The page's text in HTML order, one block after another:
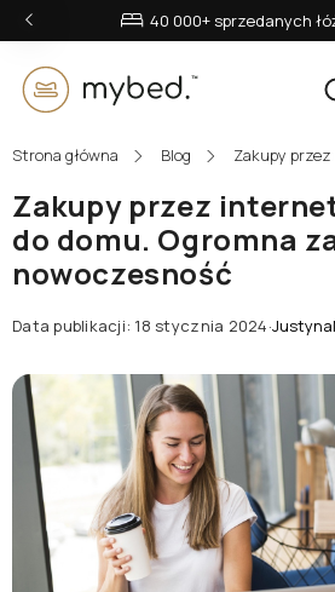
40 000+ sprzedanych
‹
Strona główna Blog Zakupy
E-mail:
Hasło:
Zaloguj się
Nie pamiętasz hasła?
lub zaloguj się przez:
Zakupy przez
do domu. Ogromna
nowoczesność
Data publikacji: 18 stycznia 2024·